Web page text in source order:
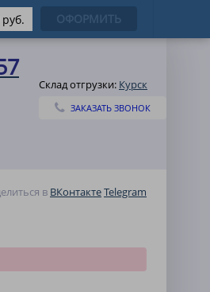
Склад отгрузки: Курск
ЗАКАЗАТЬ ЗВОНОК
в ВКонтактеTelegram
руб. ОФОРМИТЬ